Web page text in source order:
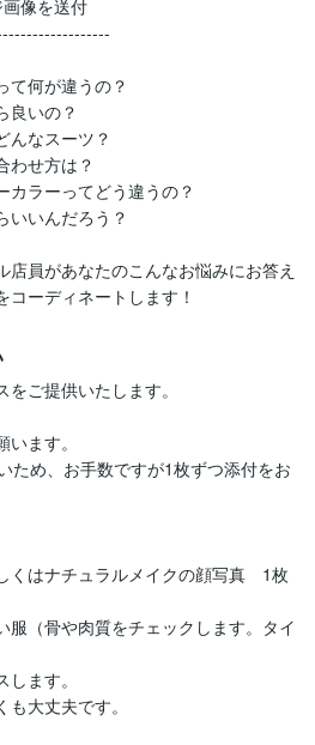
像を送付
て何が違うの？
良いの？
んなスーツ？
わせ方は？
カラーってどう違うの？
いいんだろう？
員があなたのこんなお悩みにお答え
ご提供いたします。
ます。
ため、お手数ですが1枚ずつ添付をお
くはナチュラルメイクの顔写真　1枚
服（骨や肉質をチェックします。タイ
ます。
大丈夫です。